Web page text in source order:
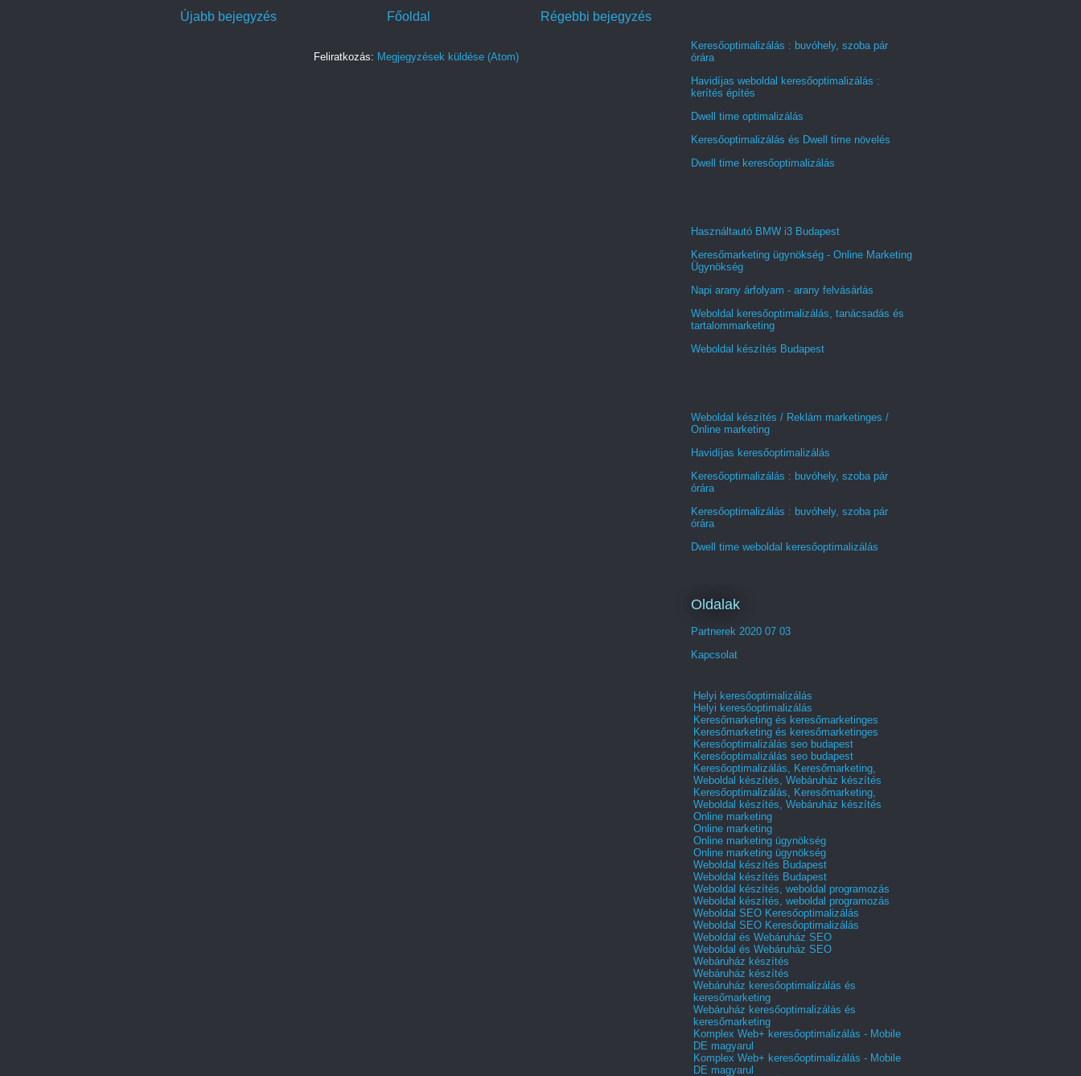
Újabb bejegyzés Régebbi bejegyzés
Főoldal
Feliratkozás: Megjegyzések küldése (Atom)
Keresőoptimalizálás : buvóhely, szoba pár
órára
Havidíjas weboldal keresőoptimalizálás :
kerítés építés
Dwell time optimalizálás
Keresőoptimalizálás és Dwell time növelés
Dwell time keresőoptimalizálás
Használtautó BMW i3 Budapest
Keresőmarketing ügynökség - Online Marketing
Ügynökség
Napi arany árfolyam - arany felvásárlás
Weboldal keresőoptimalizálás, tanácsadás és
tartalommarketing
Weboldal készítés Budapest
Weboldal készítés / Reklám marketinges /
Online marketing
Havidíjas keresőoptimalizálás
Keresőoptimalizálás : buvóhely, szoba pár
órára
Keresőoptimalizálás : buvóhely, szoba pár
órára
Dwell time weboldal keresőoptimalizálás
Oldalak
Partnerek 2020 07 03
Kapcsolat
Helyi keresőoptimalizálás
Helyi keresőoptimalizálás
Keresőmarketing és keresőmarketinges
Keresőmarketing és keresőmarketinges
Keresőoptimalizálás seo budapest
Keresőoptimalizálás seo budapest
Keresőoptimalizálás, Keresőmarketing,
Weboldal készítés, Webáruház készítés
Keresőoptimalizálás, Keresőmarketing,
Weboldal készítés, Webáruház készítés
Online marketing
Online marketing
Online marketing ügynökség
Online marketing ügynökség
Weboldal készítés Budapest
Weboldal készítés Budapest
Weboldal készítés, weboldal programozás
Weboldal készítés, weboldal programozás
Weboldal SEO Keresőoptimalizálás
Weboldal SEO Keresőoptimalizálás
Weboldal és Webáruház SEO
Weboldal és Webáruház SEO
Webáruház készítés
Webáruház készítés
Webáruház keresőoptimalizálás és
keresőmarketing
Webáruház keresőoptimalizálás és
keresőmarketing
Komplex Web+ keresőoptimalizálás - Mobile
DE magyarul
Komplex Web+ keresőoptimalizálás - Mobile
DE magyarul